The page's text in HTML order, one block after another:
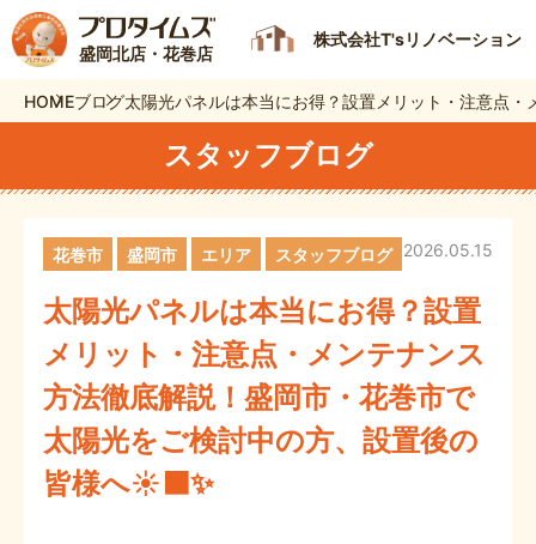
盛岡北店・花巻店
株式会社T'sリノベーション
HOMEブログ太陽光パネルは本当にお得？設置メリット・注意点
スタッフブログ
太陽光パネルは本当にお得？設置
メリット・注意点・メンテナンス
方法徹底解説！盛岡市・花巻市で
太陽光をご検討中の方、設置後の
皆様へ☀️⬛✨
2026.05.15
花巻市 盛岡市 エリア スタッフブログ